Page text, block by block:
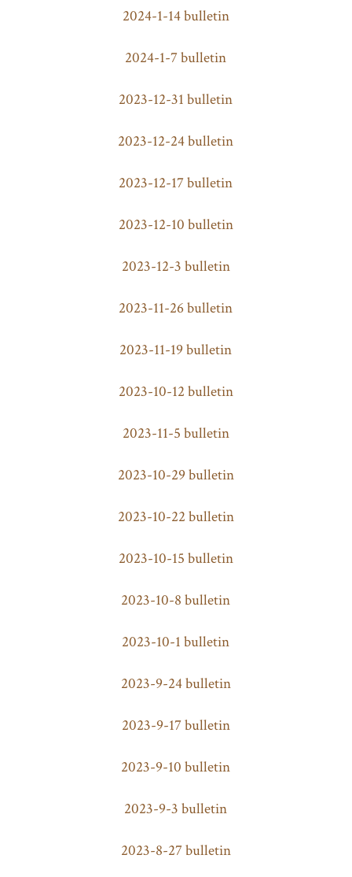
2024-1-14 bulletin
2024-1-7 bulletin
2023-12-31 bulletin
2023-12-24 bulletin
2023-12-17 bulletin
2023-12-10 bulletin
2023-12-3 bulletin
2023-11-26 bulletin
2023-11-19 bulletin
2023-10-12 bulletin
2023-11-5 bulletin
2023-10-29 bulletin
2023-10-22 bulletin
2023-10-15 bulletin
2023-10-8 bulletin
2023-10-1 bulletin
2023-9-24 bulletin
2023-9-17 bulletin
2023-9-10 bulletin
2023-9-3 bulletin
2023-8-27 bulletin